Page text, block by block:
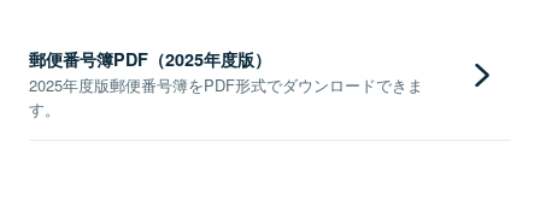
郵便番号簿PDF（2025年度版）
2025年度版郵便番号簿をPDF形式でダウンロードできま
す。